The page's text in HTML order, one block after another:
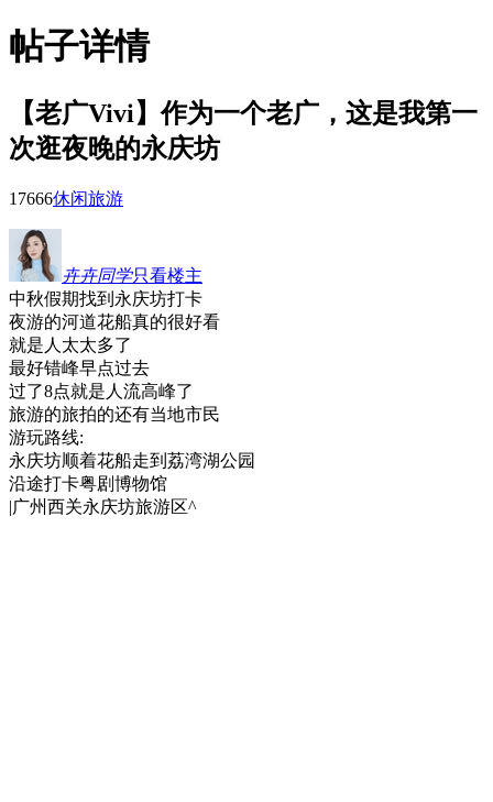
帖子详情
【老广Vivi】作为一个老广，这是我第一
次逛夜晚的永庆坊
17666休闲旅游
卉卉同学只看楼主
中秋假期找到永庆坊打卡
夜游的河道花船真的很好看
就是人太太多了
最好错峰早点过去
过了8点就是人流高峰了
旅游的旅拍的还有当地市民
游玩路线:
永庆坊顺着花船走到荔湾湖公园
沿途打卡粤剧博物馆
|广州西关永庆坊旅游区^